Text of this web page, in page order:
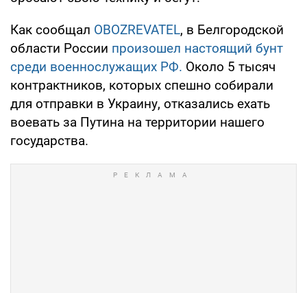
Как сообщал OBOZREVATEL, в Белгородской
области России произошел настоящий бунт
среди военнослужащих РФ. Около 5 тысяч
контрактников, которых спешно собирали
для отправки в Украину, отказались ехать
воевать за Путина на территории нашего
государства.